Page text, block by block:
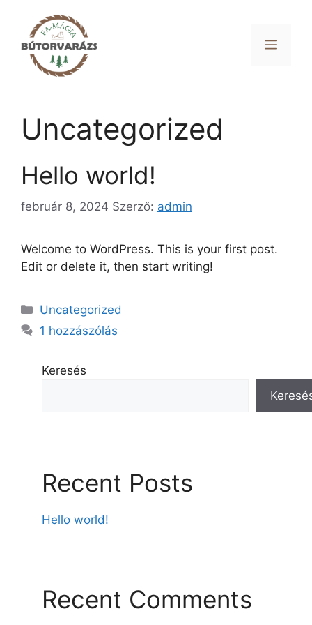
tartalomba
Menü
Uncategorized
Hello world!
február 8, 2024 Szerző: admin
Welcome to WordPress. This is your first post.
Edit or delete it, then start writing!
Kategória
Uncategorized
1 hozzászólás
Keresés
Recent Posts
Hello world!
Recent Comments